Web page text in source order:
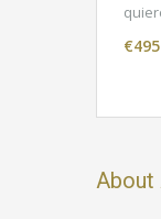
€495
About